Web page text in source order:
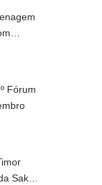
Fórum
Sakti